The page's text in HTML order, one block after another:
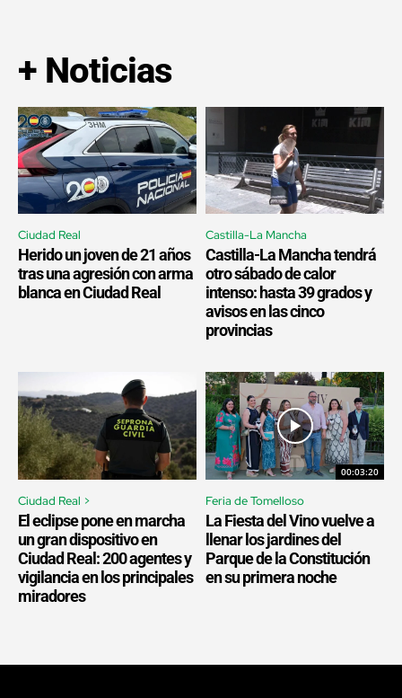
+ Noticias
Ciudad Real
Herido un joven de 21 años
tras una agresión con arma
blanca en Ciudad Real
Castilla-La Mancha
Castilla-La Mancha tendrá
otro sábado de calor
intenso: hasta 39 grados y
avisos en las cinco
provincias
Ciudad Real >
El eclipse pone en marcha
un gran dispositivo en
Ciudad Real: 200 agentes y
vigilancia en los principales
miradores
00:03:20
Feria de Tomelloso
La Fiesta del Vino vuelve a
llenar los jardines del
Parque de la Constitución
en su primera noche